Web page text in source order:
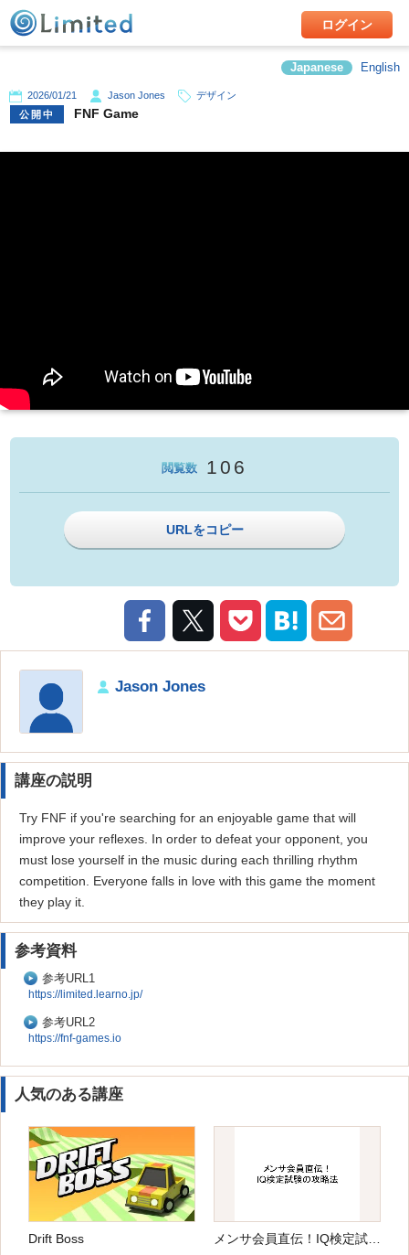
ログイン
Japanese English
2026/01/21 Jason Jones
デザイン
公開中
FNF Game
閲覧数 106
URLをコピー
Jason Jones
講座の説明
Try FNF if you're searching for an enjoyable game that will
improve your reflexes. In order to defeat your opponent, you
must lose yourself in the music during each thrilling rhythm
competition. Everyone falls in love with this game the moment
they play it.
参考資料
参考URL1
https://limited.learno.jp/
参考URL2
https://fnf-games.io
人気のある講座
Drift Boss